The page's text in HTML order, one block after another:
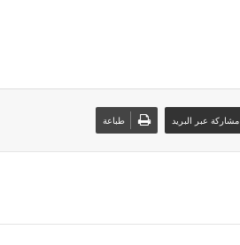
مشاركة عبر البريد طباعة
الداخلية تحرك قرارات هدم نائمة و تستنفر
مسؤولين بارزين بالإدارة المركزية للوزارة